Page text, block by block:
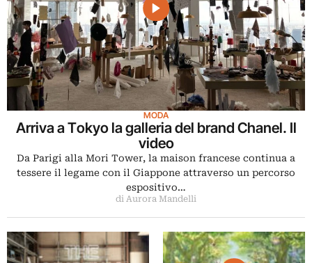
MODA
Arriva a Tokyo la galleria del brand Chanel. Il
video
Da Parigi alla Mori Tower, la maison francese continua a
tessere il legame con il Giappone attraverso un percorso
espositivo…
di Aurora Mandelli